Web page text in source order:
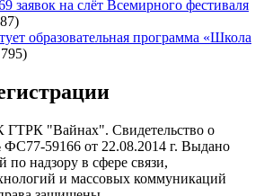
заявок на слёт Всемирного фестиваля
образовательная программа «Школа
"Вайнах". Свидетельство о
59166 от 22.08.2014 г. Выдано
надзору в сфере связи,
и массовых коммуникаций